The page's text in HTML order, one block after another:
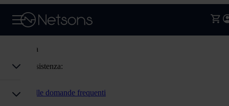
Assistenza
Codice assistenza:
Torna alle domande frequenti